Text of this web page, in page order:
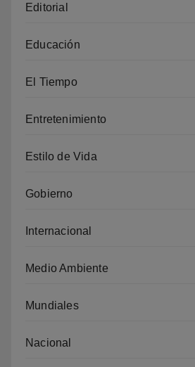
Editorial
Educación
El Tiempo
Entretenimiento
Estilo de Vida
Gobierno
Internacional
Medio Ambiente
Mundiales
Nacional